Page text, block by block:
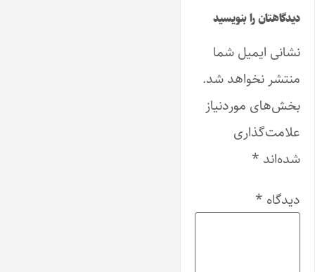
دیدگاهتان را بنویسید
نشانی ایمیل شما
منتشر نخواهد شد.
بخش‌های موردنیاز
علامت‌گذاری
شده‌اند *
دیدگاه *